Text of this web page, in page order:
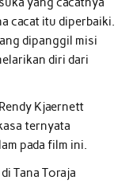
cacat itu diperbaiki.
dipanggil misi
diri dari
Kjaernett
ternyata
pada film ini.
Tana Toraja